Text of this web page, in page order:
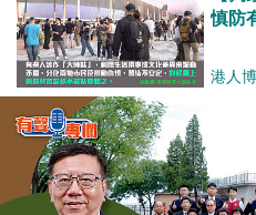
慎防
港人